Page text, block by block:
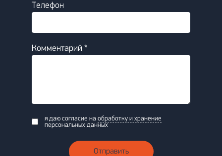
Телефон
Комментарий *
я даю согласие на обработку и хранение
персональных данных
Отправить